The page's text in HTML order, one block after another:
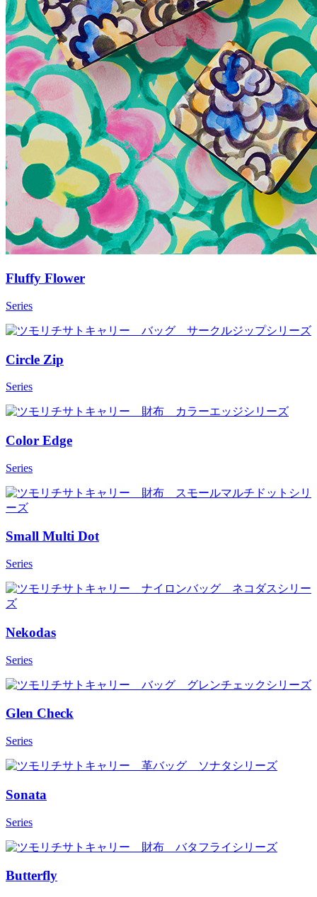
Fluffy Flower
Series
Circle Zip
Series
Color Edge
Series
Small Multi Dot
Series
Nekodas
Series
Glen Check
Series
Sonata
Series
Butterfly